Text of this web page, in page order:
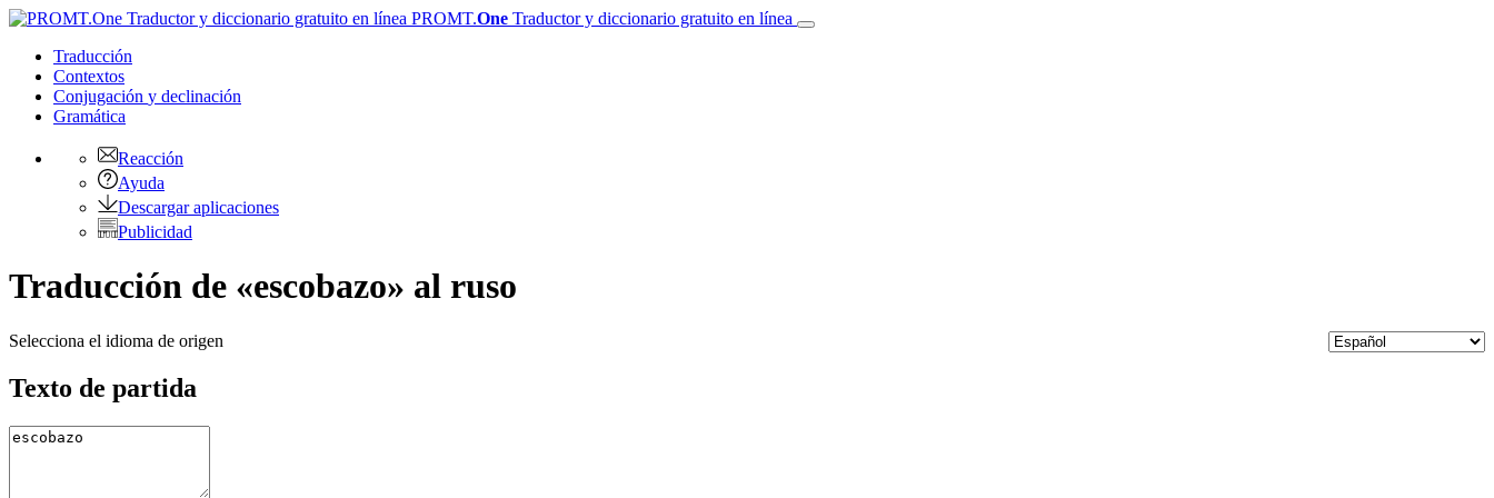
PROMT.One Traductor y diccionario gratuito en línea
Traducción
Contextos
Conjugación y declinación
Gramática
Reacción
Ayuda
Descargar aplicaciones
Publicidad
Traducción de «escobazo» al ruso
Selecciona el idioma de origen
Texto de partida